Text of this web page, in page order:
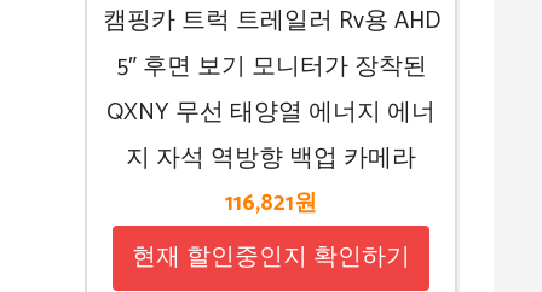
캠핑카 트럭 트레일러 Rv용 AHD
5″ 후면 보기 모니터가 장착된
QXNY 무선 태양열 에너지 에너
지 자석 역방향 백업 카메라
116,821원
현재 할인중인지 확인하기